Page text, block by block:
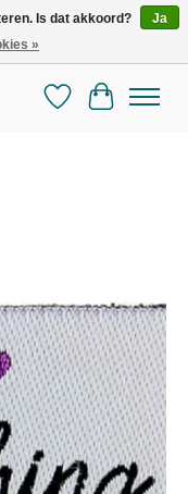
Verlanglijst
Is dat akkoord?
Ja
»